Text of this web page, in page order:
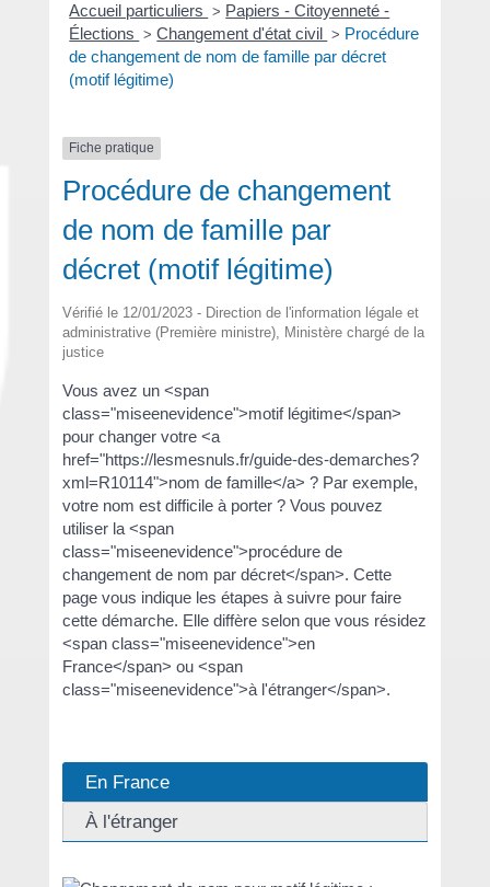
Accueil particuliers > Papiers - Citoyenneté -
Élections > Changement d'état civil > Procédure
de changement de nom de famille par décret
(motif légitime)
Fiche pratique
Procédure de changement
de nom de famille par
décret (motif légitime)
Vérifié le 12/01/2023 - Direction de l'information légale et
administrative (Première ministre), Ministère chargé de la
justice
Vous avez un <span
class="miseenevidence">motif légitime</span>
pour changer votre <a
href="https://lesmesnuls.fr/guide-des-demarches?
xml=R10114">nom de famille</a> ? Par exemple,
votre nom est difficile à porter ? Vous pouvez
utiliser la <span
class="miseenevidence">procédure de
changement de nom par décret</span>. Cette
page vous indique les étapes à suivre pour faire
cette démarche. Elle diffère selon que vous résidez
<span class="miseenevidence">en
France</span> ou <span
class="miseenevidence">à l'étranger</span>.
En France
À l'étranger